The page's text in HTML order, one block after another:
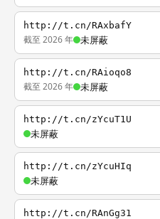
http://t.cn/RAxbafY
截至 2026 年 未屏蔽
http://t.cn/RAioqo8
截至 2026 年 未屏蔽
http://t.cn/zYcuT1U
未屏蔽
http://t.cn/zYcuHIq
未屏蔽
http://t.cn/RAnGg31